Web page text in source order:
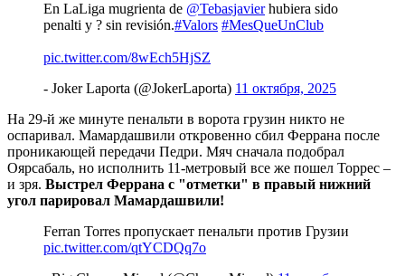
En LaLiga mugrienta de @Tebasjavierhubiera sido
penalti y ? sin revisión.#Valors #MesQueUnClub
pic.twitter.com/8wEch5HjSZ
- Joker Laporta (@JokerLaporta) 11 октября, 2025
На 29-й же минуте пенальти в ворота грузин никто не
оспаривал. Мамардашвили откровенно сбил Феррана после
проникающей передачи Педри. Мяч сначала подобрал
Оярсабаль, но исполнить 11-метровый все же пошел Торрес –
и зря. Выстрел Феррана с "отметки" в правый нижний
угол парировал Мамардашвили!
Ferran Torres пропускает пенальти против Грузии
pic.twitter.com/qtYCDQq7o